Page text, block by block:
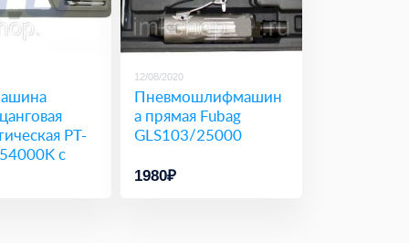
PT-
с
12/08/2020
Пневмошлифмашин
а прямая Fubag
GLS103/25000
1980₽